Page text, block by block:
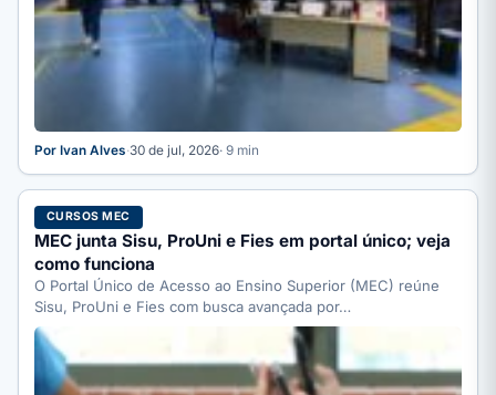
Por Ivan Alves·30 de jul, 2026· 9 min
CURSOS MEC
MEC junta Sisu, ProUni e Fies em portal único; veja
como funciona
O Portal Único de Acesso ao Ensino Superior (MEC) reúne
Sisu, ProUni e Fies com busca avançada por…